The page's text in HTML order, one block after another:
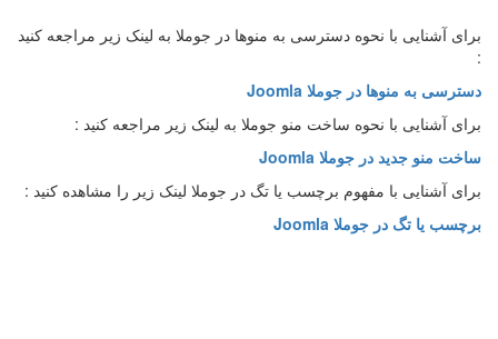
برای آشنایی با نحوه دسترسی به منوها در جوملا به لینک زیر مراجعه کنید
:
دسترسی به منوها در جوملا Joomla
برای آشنایی با نحوه ساخت منو جوملا به لینک زیر مراجعه کنید :
ساخت منو جدید در جوملا Joomla
برای آشنایی با مفهوم برچسب یا تگ در جوملا لینک زیر را مشاهده کنید :
برچسب یا تگ در جوملا Joomla